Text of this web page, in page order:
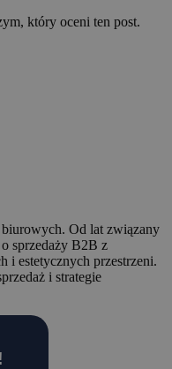
który oceni ten post.
Od lat związany
sprzedaży B2B z
i estetycznych przestrzeni.
i strategie